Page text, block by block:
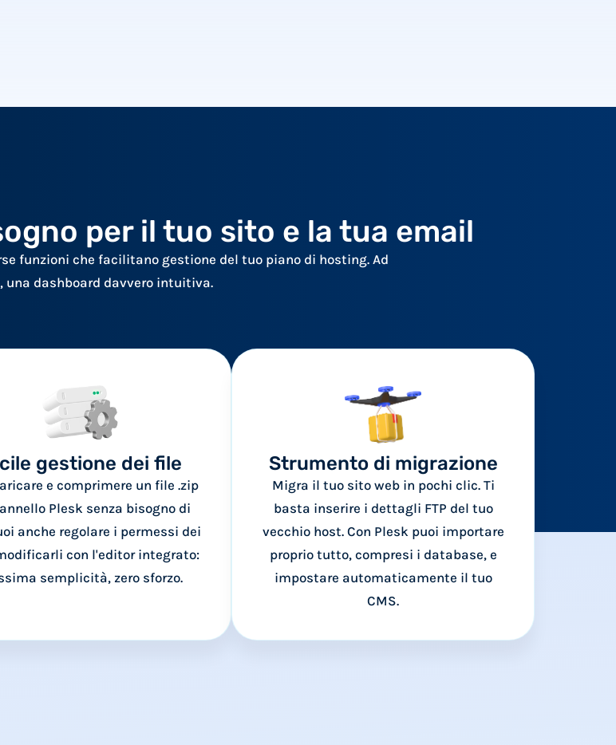
per il tuo sito e la tua email
funzioni che facilitano gestione del tuo piano di hosting. Ad
una dashboard davvero intuitiva.
gestione dei file
e comprimere un file .zip
Plesk senza bisogno di
anche regolare i permessi dei
con l'editor integrato:
semplicità, zero sforzo.
Strumento di migrazione
Migra il tuo sito web in pochi clic. Ti
basta inserire i dettagli FTP del tuo
vecchio host. Con Plesk puoi importare
proprio tutto, compresi i database, e
impostare automaticamente il tuo
CMS.